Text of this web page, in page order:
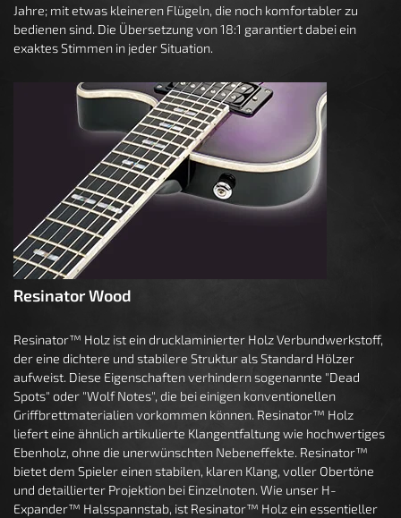
Jahre; mit etwas kleineren Flügeln, die noch komfortabler zu
bedienen sind. Die Übersetzung von 18:1 garantiert dabei ein
exaktes Stimmen in jeder Situation.
Resinator Wood
Resinator™ Holz ist ein drucklaminierter Holz Verbundwerkstoff,
der eine dichtere und stabilere Struktur als Standard Hölzer
aufweist. Diese Eigenschaften verhindern sogenannte "Dead
Spots" oder "Wolf Notes", die bei einigen konventionellen
Griffbrettmaterialien vorkommen können. Resinator™ Holz
liefert eine ähnlich artikulierte Klangentfaltung wie hochwertiges
Ebenholz, ohne die unerwünschten Nebeneffekte. Resinator™
bietet dem Spieler einen stabilen, klaren Klang, voller Obertöne
und detaillierter Projektion bei Einzelnoten. Wie unser H-
Expander™ Halsspannstab, ist Resinator™ Holz ein essentieller